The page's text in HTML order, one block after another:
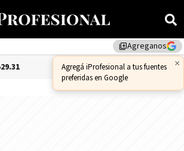
library_addAgreganos
×
Agregá iProfesional a tus fuentes
preferidas en Google
DÓLAR CCL-1.25%$1,556.14